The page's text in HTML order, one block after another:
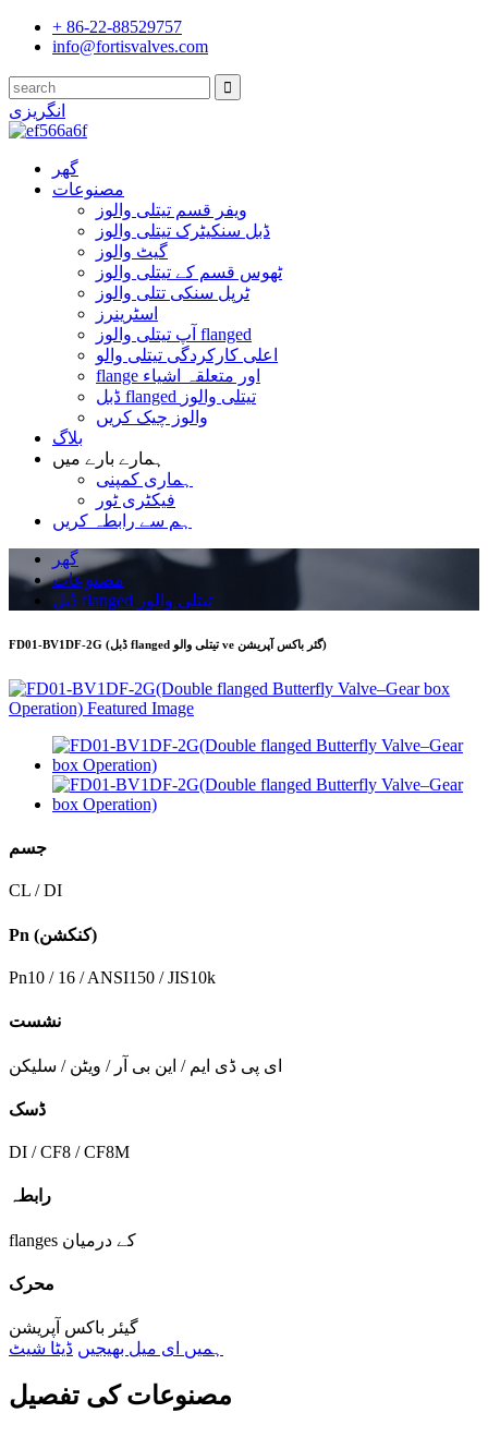
+ 86-22-88529757
info@fortisvalves.com
انگریزی
گھر
مصنوعات
ویفر قسم تیتلی والوز
ڈبل سنکیٹرک تیتلی والوز
گیٹ والوز
ٹھوس قسم کے تیتلی والوز
ٹرپل سنکی تتلی والوز
اسٹرینرز
آپ تیتلی والوز flanged
اعلی کارکردگی تیتلی والو
flange اور متعلقہ اشیاء
ڈبل flanged تیتلی والوز
والوز چیک کریں
بلاگ
ہمارے بارے میں
ہماری کمپنی
فیکٹری ٹور
ہم سے رابطہ کریں
گھر
مصنوعات
ڈبل flanged تیتلی والوز
FD01-BV1DF-2G (ڈبل flanged تیتلی والو ve گئر باکس آپریشن)
جسم
CL / DI
Pn (کنکشن)
Pn10 / 16 / ANSI150 / JIS10k
نشست
ای پی ڈی ایم / این بی آر / ویٹن / سلیکن
ڈسک
DI / CF8 / CF8M
رابطہ
flanges کے درمیان
محرک
گیئر باکس آپریشن
ہمیں ای میل بھیجیں ڈیٹا شیٹ
مصنوعات کی تفصیل